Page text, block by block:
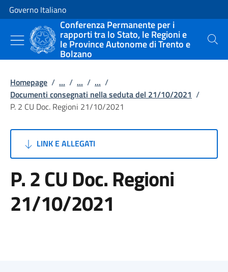
Vai al contenuto
Vai alla navigazione del sito
Governo Italiano
Conferenza Permanente per i
rapporti tra lo Stato, le Regioni e
le Province Autonome di Trento e
Bolzano
Cerca
Homepage / ... / ... / ... /
Documenti consegnati nella seduta del 21/10/2021 /
P. 2 CU Doc. Regioni 21/10/2021
LINK E ALLEGATI
P. 2 CU Doc. Regioni
21/10/2021